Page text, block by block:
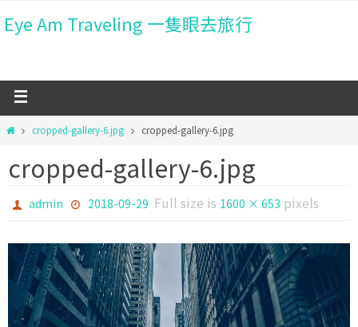
Eye Am Traveling 一隻眼去旅行
cropped-gallery-6.jpg cropped-gallery-6.jpg
cropped-gallery-6.jpg
admin 2018-09-29 Full size is 1600 × 653 pixels